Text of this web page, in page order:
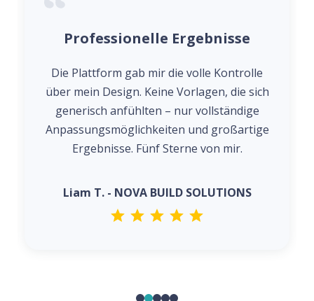
Professionelle Ergebnisse
Die Plattform gab mir die volle Kontrolle
über mein Design. Keine Vorlagen, die sich
generisch anfühlten – nur vollständige
Anpassungsmöglichkeiten und großartige
Ergebnisse. Fünf Sterne von mir.
Liam T. - NOVA BUILD SOLUTIONS